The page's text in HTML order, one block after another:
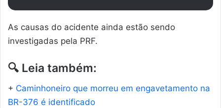
As causas do acidente ainda estão sendo
investigadas pela PRF.
🔍 Leia também:
+ Caminhoneiro que morreu em engavetamento na
BR-376 é identificado